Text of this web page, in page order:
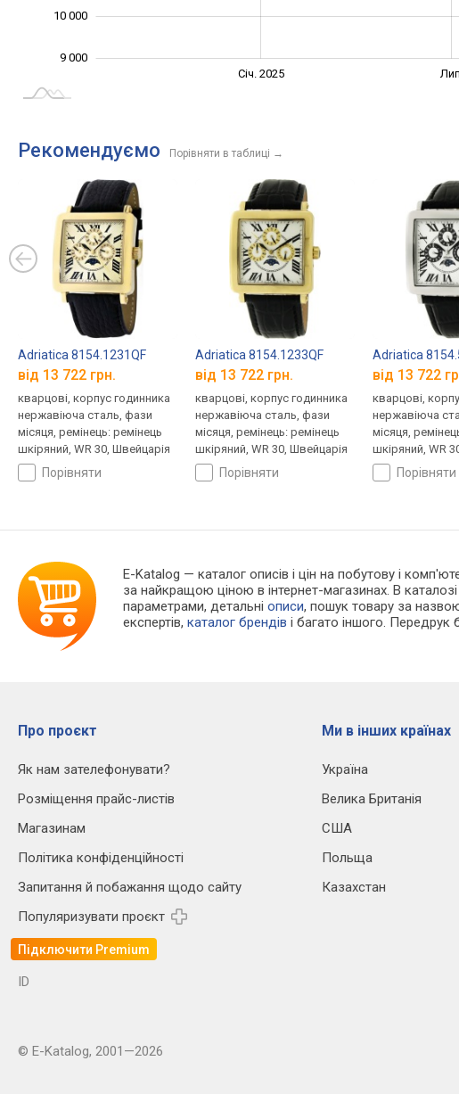
9 000
10 000
Січ. 2025 Лип.
Рекомендуємо Порівняти в таблиці →
Adriatica 8154.1231QF
від 13 722 грн.
кварцові, корпус годинника
нержавіюча сталь, фази
місяця, ремінець: ремінець
шкіряний, WR 30, Швейцарія
порівняти
Adriatica 8154.1233QF
від 13 722 грн.
кварцові, корпус годинника
нержавіюча сталь, фази
місяця, ремінець: ремінець
шкіряний, WR 30, Швейцарія
порівняти
Adriatica
від 13 722
кварцові,
нержавіюча
місяця,
шкіряний, WR
порівняти
E-Katalog — каталог описів і цін на побутову і
за найкращою ціною в інтернет-магазинах. В
параметрами, детальніописи, пошук товару за
експертів,каталог брендів і багато іншого. Передрук
Про проєкт
Як нам зателефонувати?
Розміщення прайс-листів
Магазинам
Політика конфіденційності
Запитання й побажання щодо сайту
Популяризувати проєкт
Підключити Premium
Ми в інших країнах
Україна
Велика Британія
США
Польща
Казахстан
ID
© E-Katalog, 2001—2026